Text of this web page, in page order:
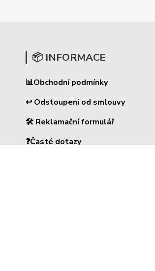
📦 INFORMACE
📊Obchodní podmínky
↩ Odstoupení od smlouvy
🛠 Reklamační formulář
❓Časté dotazy